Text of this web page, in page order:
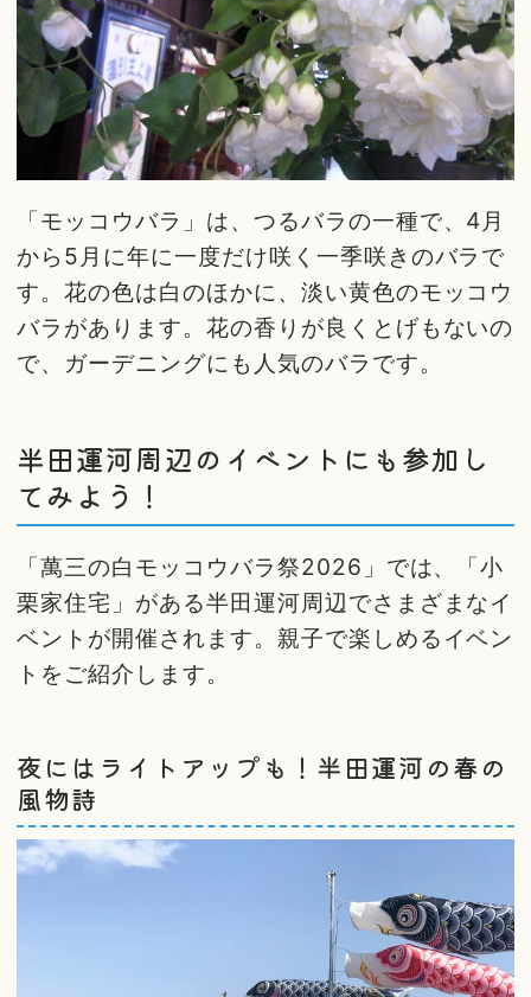
「モッコウバラ」は、つるバラの一種で、4月
から5月に年に一度だけ咲く一季咲きのバラで
す。花の色は白のほかに、淡い黄色のモッコウ
バラがあります。花の香りが良くとげもないの
で、ガーデニングにも人気のバラです。
半田運河周辺のイベントにも参加し
てみよう！
「萬三の白モッコウバラ祭2026」では、「小
栗家住宅」がある半田運河周辺でさまざまなイ
ベントが開催されます。親子で楽しめるイベン
トをご紹介します。
夜にはライトアップも！半田運河の春の
風物詩